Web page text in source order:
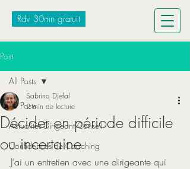
Rdv 30mn gratuit
Post
All Posts
Actualités Dirigeant Conseil
Confidences de Coaching
All Posts
Décider en période difficile
ou incertaine
Sabrina Djefal
2 min de lecture
J’ai un entretien avec une dirigeante qui